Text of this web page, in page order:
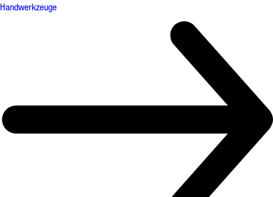
Handwerkzeuge